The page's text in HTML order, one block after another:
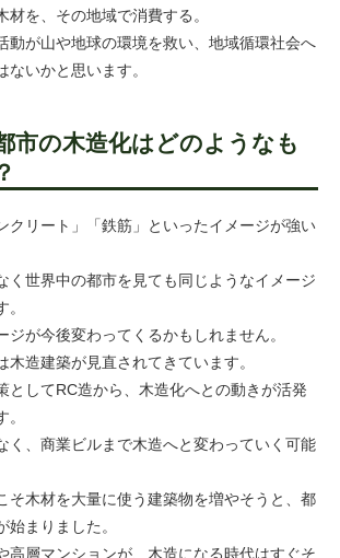
材を、その地域で消費する。
動が山や地球の環境を救い、地域循環社会へ
ないかと思います。
市の木造化はどのようなも
クリート」「鉄筋」といったイメージが強い
く世界中の都市を見ても同じようなイメージ
ジが今後変わってくるかもしれません。
木造建築が見直されてきています。
としてRC造から、木造化へとの動きが活発
く、商業ビルまで木造へと変わっていく可能
そ木材を大量に使う建築物を増やそうと、都
まりました。
高層マンションが、木造になる時代はすぐそ